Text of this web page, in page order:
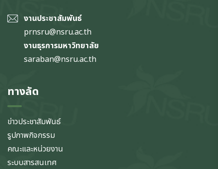
งานประชาสัมพันธ์
prnsru@nsru.ac.th
งานธุรการมหาวิทยาลัย
saraban@nsru.ac.th
ทางลัด
ข่าวประชาสัมพันธ์
รูปภาพกิจกรรม
คณะและหน่วยงาน
ระบบสารสนเทศ